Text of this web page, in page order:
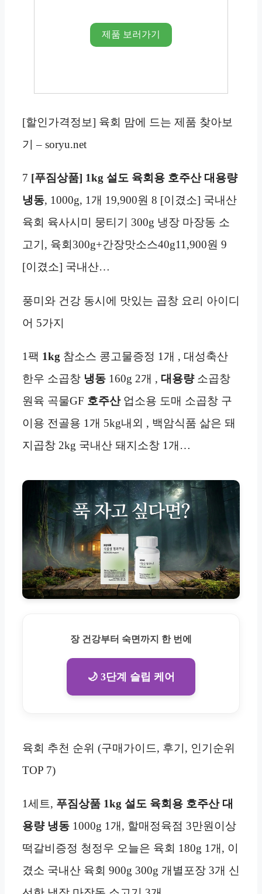
제품 보러가기
[할인가격정보] 육회 맘에 드는 제품 찾아보
기 – soryu.net
7 [푸짐상품] 1kg 설도 육회용 호주산 대용량
냉동, 1000g, 1개 19,900원 8 [이겼소] 국내산
육회 육사시미 뭉티기 300g 냉장 마장동 소
고기, 육회300g+간장맛소스40g11,900원 9
[이겼소] 국내산…
풍미와 건강 동시에 맛있는 곱창 요리 아이디
어 5가지
1팩 1kg 참소스 콩고물증정 1개 , 대성축산
한우 소곱창 냉동 160g 2개 , 대용량소곱창
원육 곡물GF 호주산업소용 도매 소곱창 구
이용 전골용 1개 5kg내외 , 백암식품 삶은 돼
지곱창 2kg 국내산 돼지소창 1개…
장 건강부터 숙면까지 한 번에
🌙 3단계 슬립 케어
육회 추천 순위 (구매가이드, 후기, 인기순위
TOP 7)
1세트, 푸짐상품 1kg 설도 육회용 호주산 대
용량 냉동 1000g 1개, 할매정육점 3만원이상
떡갈비증정 청정우 오늘은 육회 180g 1개, 이
겼소 국내산 육회 900g 300g 개별포장 3개 신